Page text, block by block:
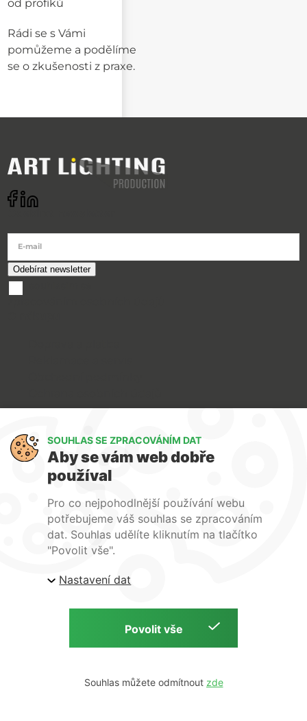
od profíků
Rádi se s Vámi
pomůžeme a podělíme
se o zkušenosti z praxe.
E-mail
O nás
Kontakty
| ARTlighting.cz, Komenského 427 Újezd u Brna, 664
Copyright © 2026 | ARTlighting.cz | by
SOUHLAS SE ZPRACOVÁNÍM DAT
Aby se vám web dobře
používal
Pro co nejpohodlnější používání webu
potřebujeme váš souhlas se zpracováním
dat. Souhlas udělíte kliknutím na tlačítko
"Povolit vše".
Nastavení dat
Souhlas můžete odmítnout